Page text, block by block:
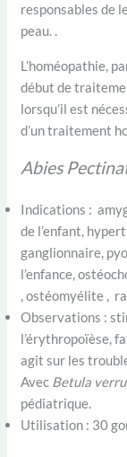
responsables de
peau. .​
L’homéopathie,
début de
lorsqu’il est
d’un traitement
Abies
Indications :
de l’enfant,
ganglionnaire,
l’enfance,
, ostéomyélite ,
Observations :
l’érythropoïèse,
agit sur les
Avec Betula
pédiatrique.
Utilisation : 30